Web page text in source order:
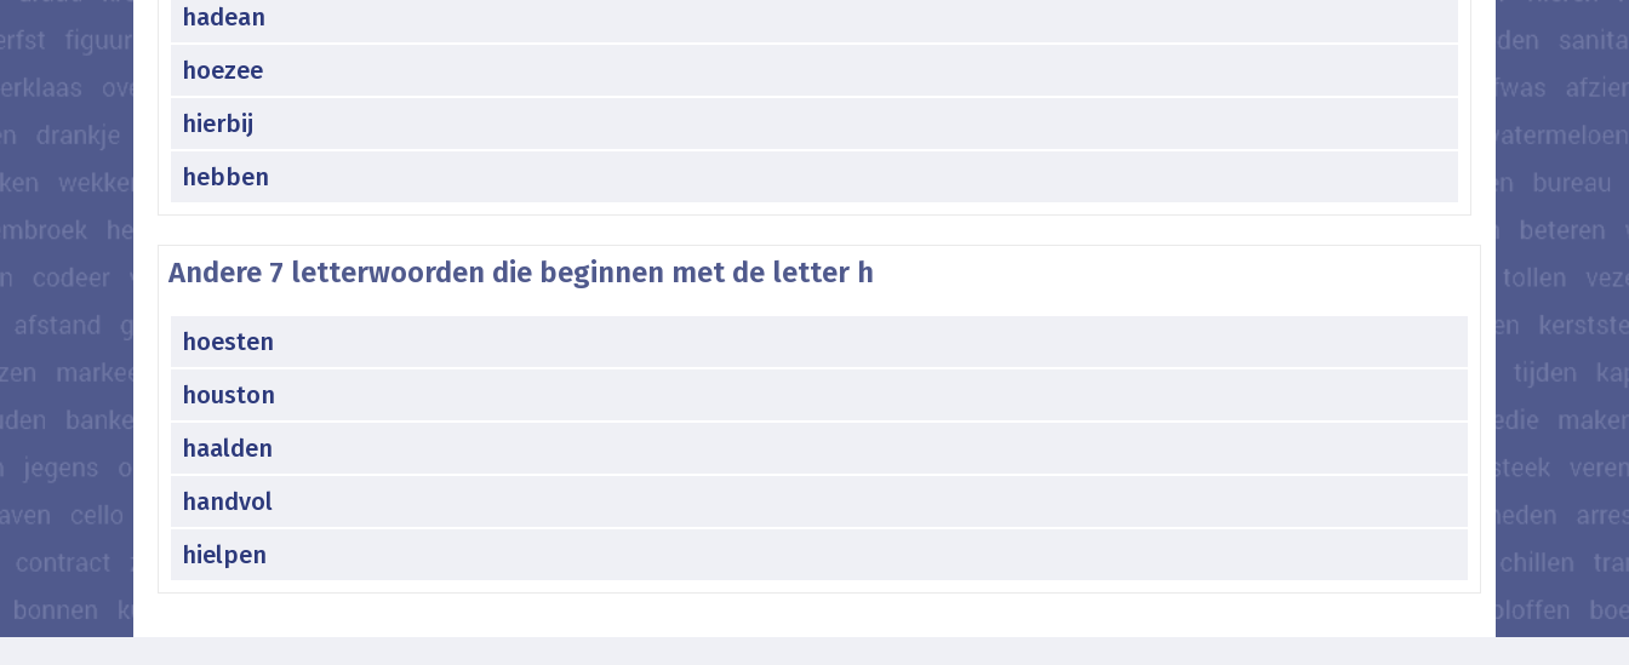
hadean
hoezee
hierbij
hebben
Andere 7 letterwoorden die beginnen met de letter h
hoesten
houston
haalden
handvol
hielpen